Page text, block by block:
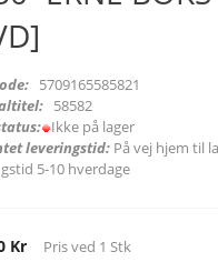
5709165585821
58582
Ikke på lager
leveringstid: På vej hjem til
5-10 hverdage
Kr Pris ved 1 Stk